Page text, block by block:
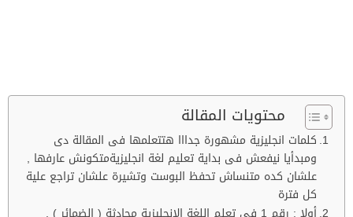
محتويات المقالة
كلمات انجليزية مشهورة جدااا هتتعلمها فى المقالة دى
ومبدأيا نيفعش فى بداية تعليم لغة انجليزيةمتكونش عارفها ,
علشان كده متنساش تحفظ البوست وتشيرة علشان تراجع علية
كل فترة